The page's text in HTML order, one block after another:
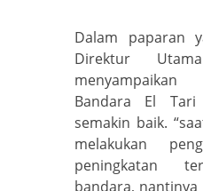
Dalam paparan
Direktur
Bandara El
semakin baik.
melakukan
peningkatan
bandara,